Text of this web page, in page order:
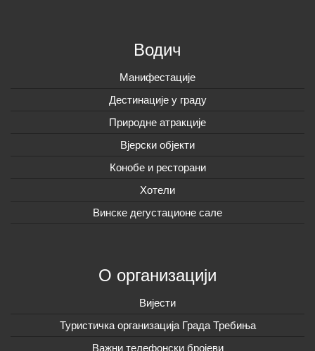
Водич
Манифестације
Дестинације у граду
Природне атракције
Вјерски објекти
Конобе и ресторани
Хотели
Винске дегустационе сале
О организацији
Вијeсти
Туристичка организација Града Требиња
Важни телефонски бројеви